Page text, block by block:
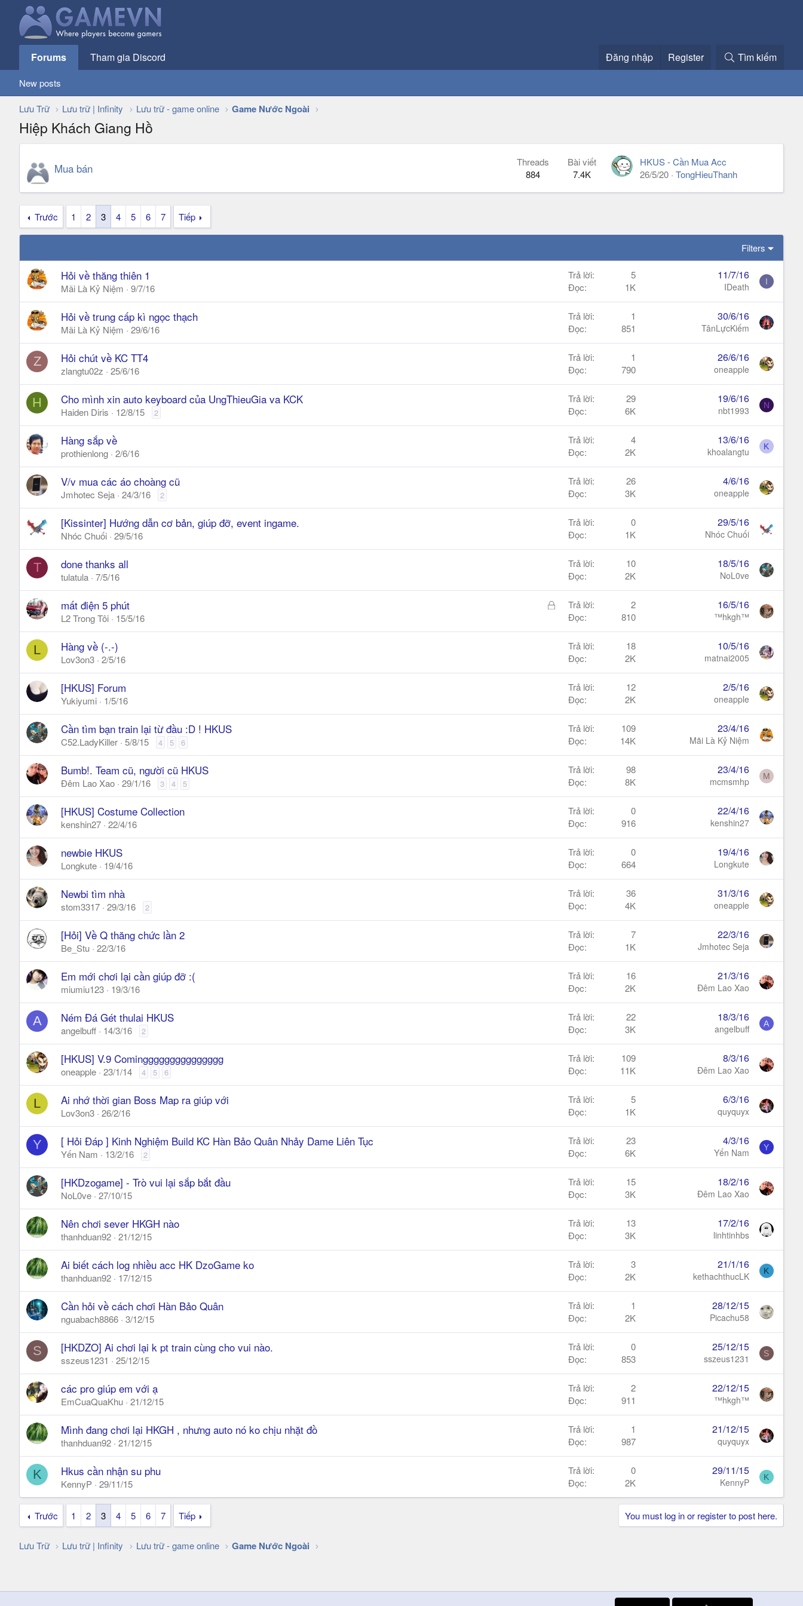
Forums Tham gia Discord Đăng nhập Register Tìm kiếm
New posts
Lưu Trữ Lưu trữ | Infinity Lưu trữ - game online Game Nước Ngoài
Hiệp Khách Giang Hồ
Mua bán
Threads
884
Bài viết
7.4K
HKUS - Cần Mua Acc
26/5/20 TongHieuThanh
Trước 1 2 3 4 5 6 7 Tiếp
Filters
Hỏi về thăng thiên 1
Mãi Là Kỷ Niệm 9/7/16
Trả lời
5
Đọc
1K
11/7/16
IDeath I
Hỏi về trung cấp kì ngọc thạch
Mãi Là Kỷ Niệm 29/6/16
Trả lời
1
Đọc
851
30/6/16
TânLựcKiếm
Z Hỏi chút về KC TT4
zlangtu02z 25/6/16
Trả lời
1
Đọc
790
26/6/16
oneapple
H Cho mình xin auto keyboard của UngThieuGia va KCK
Haiden Diris 12/8/15 2
Trả lời
29
Đọc
6K
19/6/16
nbt1993 N
Hàng sắp về
prothienlong 2/6/16
Trả lời
4
Đọc
2K
13/6/16
khoalangtu K
V/v mua các áo choàng cũ
Jmhotec Seja 24/3/16 2
Trả lời
26
Đọc
3K
4/6/16
oneapple
[Kissinter] Hướng dẫn cơ bản, giúp đỡ, event ingame.
Nhóc Chuối 29/5/16
Trả lời
0
Đọc
1K
29/5/16
Nhóc Chuối
T done thanks all
tulatula 7/5/16
Trả lời
10
Đọc
2K
18/5/16
NoL0ve
Đ
k
a
mất điện 5 phút
L2 Trong Tôi 15/5/16
Trả lời
2
Đọc
810
16/5/16
™hkgh™
L Hàng về (-.-)
Lov3on3 2/5/16
Trả lời
18
Đọc
2K
10/5/16
matnai2005
[HKUS] Forum
Yukiyumi 1/5/16
Trả lời
12
Đọc
2K
2/5/16
oneapple
Cần tìm bạn train lại từ đầu :D ! HKUS
C52.LadyKiller 5/8/15 4 5 6
Trả lời
109
Đọc
14K
23/4/16
Mãi Là Kỷ Niệm
Bumb!. Team cũ, người cũ HKUS
Đêm Lao Xao 29/1/16 3 4 5
Trả lời
98
Đọc
8K
23/4/16
mcmsmhp M
[HKUS] Costume Collection
kenshin27 22/4/16
Trả lời
0
Đọc
916
22/4/16
kenshin27
newbie HKUS
Longkute 19/4/16
Trả lời
0
Đọc
664
19/4/16
Longkute
Newbi tìm nhà
stom3317 29/3/16 2
Trả lời
36
Đọc
4K
31/3/16
oneapple
[Hỏi] Về Q thăng chức lần 2
Be_Stu 22/3/16
Trả lời
7
Đọc
1K
22/3/16
Jmhotec Seja
Em mới chơi lại cần giúp đỡ :(
miumiu123 19/3/16
Trả lời
16
Đọc
2K
21/3/16
Đêm Lao Xao
A Ném Đá Gét thulai HKUS
angelbuff 14/3/16 2
Trả lời
22
Đọc
3K
18/3/16
angelbuff A
[HKUS] V.9 Cominggggggggggggggg
oneapple 23/1/14 4 5 6
Trả lời
109
Đọc
11K
8/3/16
Đêm Lao Xao
L Ai nhớ thời gian Boss Map ra giúp với
Lov3on3 26/2/16
Trả lời
5
Đọc
1K
6/3/16
quyquyx
Y [ Hỏi Đáp ] Kinh Nghiệm Build KC Hàn Bảo Quân Nhảy Dame Liên Tục
Yến Nam 13/2/16 2
Trả lời
23
Đọc
6K
4/3/16
Yến Nam Y
[HKDzogame] - Trò vui lại sắp bắt đầu
NoL0ve 27/10/15
Trả lời
15
Đọc
3K
18/2/16
Đêm Lao Xao
Nên chơi sever HKGH nào
thanhduan92 21/12/15
Trả lời
13
Đọc
3K
17/2/16
linhtinhbs
Ai biết cách log nhiều acc HK DzoGame ko
thanhduan92 17/12/15
Trả lời
3
Đọc
2K
21/1/16
kethachthucLK K
Cần hỏi về cách chơi Hàn Bảo Quân
nguabach8866 3/12/15
Trả lời
1
Đọc
2K
28/12/15
Picachu58
S [HKDZO] Ai chơi lại k pt train cùng cho vui nào.
sszeus1231 25/12/15
Trả lời
0
Đọc
853
25/12/15
sszeus1231 S
các pro giúp em với ạ
EmCuaQuaKhu 21/12/15
Trả lời
2
Đọc
911
22/12/15
™hkgh™
Mình đang chơi lại HKGH , nhưng auto nó ko chịu nhặt đồ
thanhduan92 21/12/15
Trả lời
1
Đọc
987
21/12/15
quyquyx
K Hkus cần nhận su phu
KennyP 29/11/15
Trả lời
0
Đọc
2K
29/11/15
KennyP K
Trước 1 2 3 4 5 6 7 Tiếp You must log in or register to post here.
Lưu Trữ Lưu trữ | Infinity Lưu trữ - game online Game Nước Ngoài